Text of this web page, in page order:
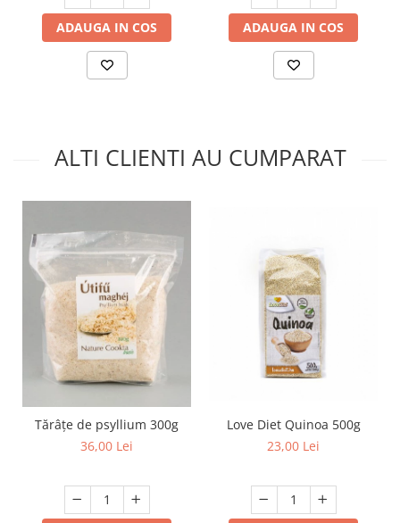
ADAUGA IN COS ADAUGA IN COS
ALTI CLIENTI AU CUMPARAT
Tărâțe de psyllium 300g
36,00 Lei
Love Diet Quinoa 500g
23,00 Lei